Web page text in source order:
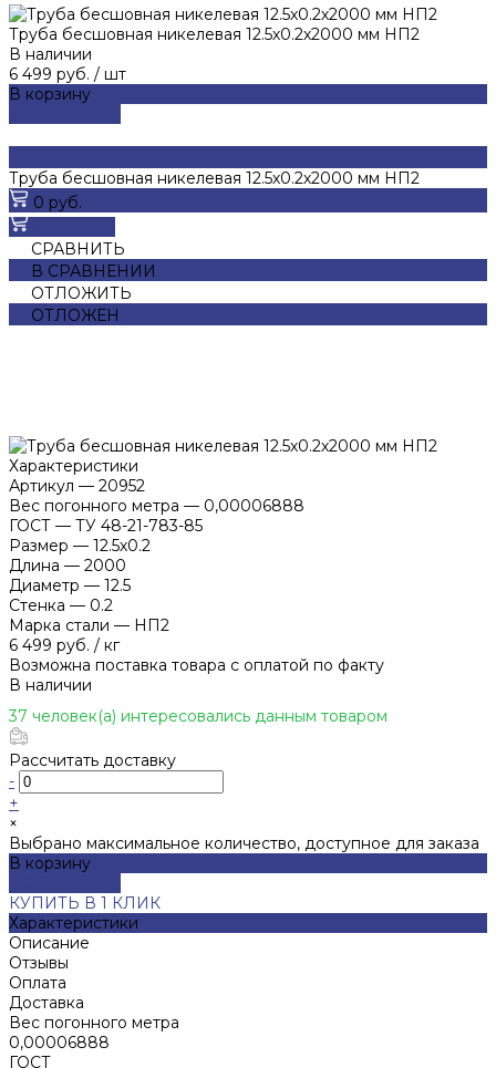
Труба бесшовная никелевая 12.5х0.2х2000 мм НП2
В наличии
6 499 руб. / шт
В корзину
Труба бесшовная никелевая 12.5х0.2х2000 мм НП2
0 руб.
СРАВНИТЬ
В СРАВНЕНИИ
ОТЛОЖИТЬ
ОТЛОЖЕН
Характеристики
Артикул — 20952
Вес погонного метра — 0,00006888
ГОСТ — ТУ 48-21-783-85
Размер — 12.5х0.2
Длина — 2000
Диаметр — 12.5
Стенка — 0.2
Марка стали — НП2
6 499 руб. / кг
Возможна поставка товара с оплатой по факту
В наличии
37 человек(а) интересовались данным товаром
Рассчитать доставку
-
+
×
Выбрано максимальное количество, доступное для заказа
В корзину
КУПИТЬ В 1 КЛИК
Характеристики
Описание
Отзывы
Оплата
Доставка
Вес погонного метра
0,00006888
ГОСТ